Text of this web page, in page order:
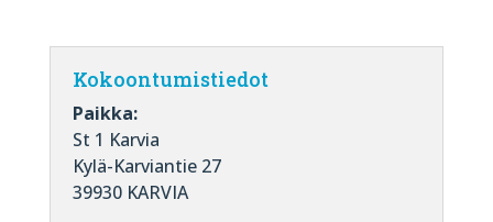
Kokoontumistiedot
Paikka:
St 1 Karvia
Kylä-Karviantie 27
39930 KARVIA